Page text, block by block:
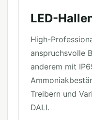
LED-
High-
anspruchsvolle
anderem mit
Treibern und
DALI.